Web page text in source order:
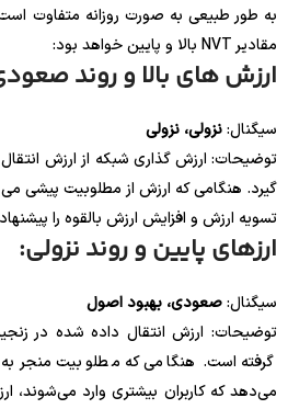
به طور طبیعی به صورت روزانه متفاوت
مقادیر NVT بالا و پایین خواهد بود:
ارزش های بالا و روند
سیگنال:نزولی، نزولی
توضیحات: ارزش گذاری شبکه از ارزش
گیرد. هنگامی که ارزش از مطلوبیت پیشی می
تسویه ارزش و افزایش ارزش بالقوه را
ارزهای پایین و روند نزولی:
سیگنال:صعودی، بهبود اصول
توضیحات: ارزش انتقال داده شده در
گرفته است. هنگامی که مطلوبیت منجر
می‌دهد که کاربران بیشتری وارد می‌شوند،